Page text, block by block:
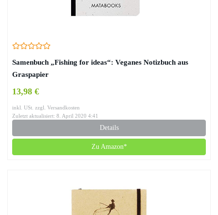
Samenbuch „Fishing for ideas“: Veganes Notizbuch aus
Graspapier
13,98 €
inkl. USt. zzgl. Versandkosten
Zuletzt aktualisiert: 8. April 2020 4:41
Details
Zu Amazon*